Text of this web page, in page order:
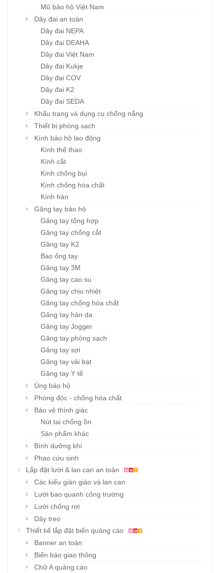
Mũ bảo hộ Việt Nam
Dây đai an toàn
Dây đai NEPA
Dây đai DEAHA
Dây đai Việt Nam
Dây đai Kukje
Dây đai COV
Dây đai K2
Dây đai SEDA
Khẩu trang và dụng cụ chống nắng
Thiết bị phòng sạch
Kính bảo hộ lao động
Kính thể thao
Kính cắt
Kính chống bụi
Kính chống hóa chất
Kính hàn
Găng tay bảo hộ
Găng tay tổng hợp
Găng tay chống cắt
Găng tay K2
Bao ống tay
Găng tay 3M
Găng tay cao su
Găng tay chịu nhiệt
Găng tay chống hóa chất
Găng tay hàn da
Găng tay Jogger
Găng tay phòng sạch
Găng tay sợi
Găng tay vải bạt
Găng tay Y tế
Ủng bảo hộ
Phòng độc - chống hóa chất
Bảo vệ thính giác
Nút tai chống ồn
Sản phẩm khác
Bình dưỡng khí
Phao cứu sinh
Lắp đặt lưới & lan can an toàn
Các kiểu giàn giáo và lan can
Lưới bao quanh công trường
Lưới chống rơi
Dây treo
Thiết kế lắp đặt biển quảng cáo
Banner an toàn
Biển báo giao thông
Chữ A quảng cáo